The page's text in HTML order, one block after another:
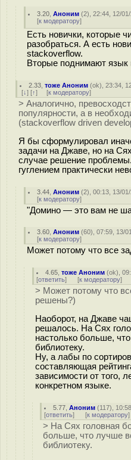
3.20 ,Аноним (2), 22:44, 12/
[к модератору]
Есть новички, которые
разобраться. А есть
stackoverflow.
Вторые поднимают язык
2.33 ,тоже Аноним (ok), 23:34,
[↓] [↑] [к модератору]
> Аналогично,
популярности, а в
(stackoverflow driven
Я бы сформулировал
задачи на Джаве, но на
случае решение
гуглением практически
3.44 ,Аноним (2), 00:13, 13/
[к модератору]
"Домино — это вам не
3.60 ,Аноним (60), 07:59, 13/
[к модератору]
Может потому что все
4.65 ,тоже Аноним (ok),
[ответить] [к модератору]
> Может потому что
решены?)
Наоборот, на Джаве
решалось. На Сях
настолько больше,
библиотеку.
Ну, а лабы по
составляющая
зависимости от того,
конкретном языке.
5.77 ,Аноним (117),
[ответить] [к модератору]
> На Сях головная
больше, что лучше
библиотеку.